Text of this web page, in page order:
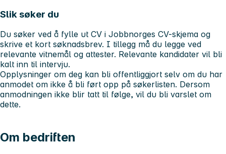
Slik søker du
Du søker ved å fylle ut CV i Jobbnorges CV-skjema og
skrive et kort søknadsbrev. I tillegg må du legge ved
relevante vitnemål og attester. Relevante kandidater vil bli
kalt inn til intervju.
Opplysninger om deg kan bli offentliggjort selv om du har
anmodet om ikke å bli ført opp på søkerlisten. Dersom
anmodningen ikke blir tatt til følge, vil du bli varslet om
dette.
Om bedriften